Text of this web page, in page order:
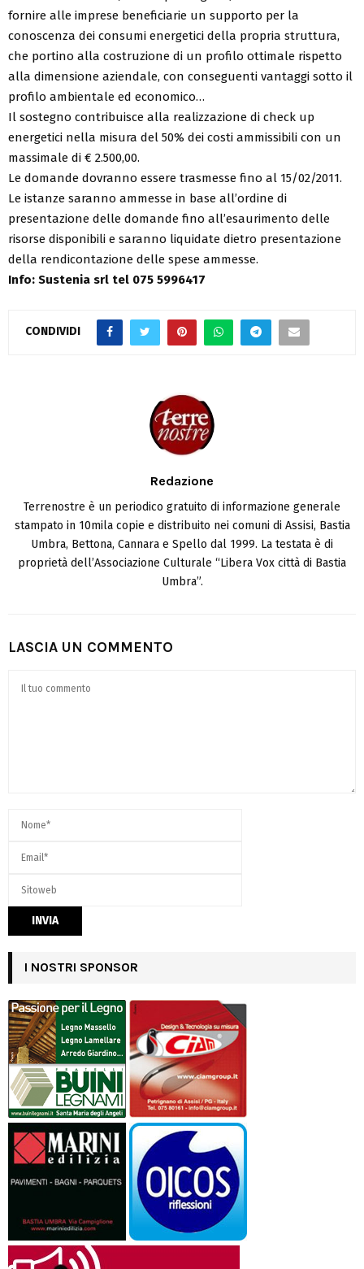
fornire alle imprese beneficiarie un supporto per la
conoscenza dei consumi energetici della propria struttura,
che portino alla costruzione di un profilo ottimale rispetto
alla dimensione aziendale, con conseguenti vantaggi sotto il
profilo ambientale ed economico…
Il sostegno contribuisce alla realizzazione di check up
energetici nella misura del 50% dei costi ammissibili con un
massimale di € 2.500,00.
Le domande dovranno essere trasmesse fino al 15/02/2011.
Le istanze saranno ammesse in base all’ordine di
presentazione delle domande fino all’esaurimento delle
risorse disponibili e saranno liquidate dietro presentazione
della rendicontazione delle spese ammesse.
Info: Sustenia srl tel 075 5996417
CONDIVIDI
Redazione
Terrenostre è un periodico gratuito di informazione generale
stampato in 10mila copie e distribuito nei comuni di Assisi, Bastia
Umbra, Bettona, Cannara e Spello dal 1999. La testata è di
proprietà dell’Associazione Culturale “Libera Vox città di Bastia
Umbra”.
LASCIA UN COMMENTO
I NOSTRI SPONSOR